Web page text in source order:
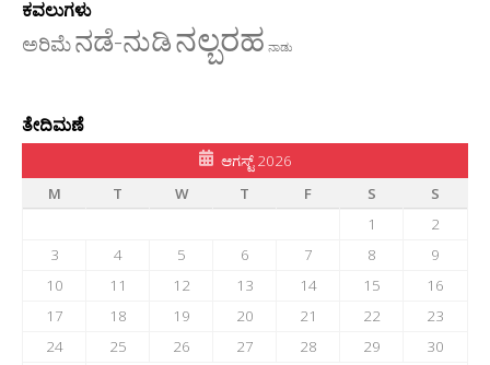
ಕವಲುಗಳು
ಅರಿಮೆನಡೆ-ನುಡಿನಲ್ಬರಹ ನಾಡು
ತೇದಿಮಣೆ
ಆಗಸ್ಟ್ 2026
M
T W T F S
S
1
2
3
4 5 6 7 8
9
10
11 12 13 14 15
16
17
18 19 20 21 22
23
24
25 26 27 28 29
30